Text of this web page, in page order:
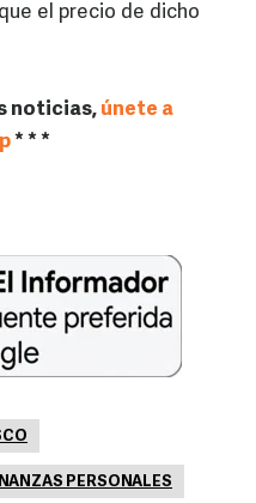
el precio de dicho
noticias, únete a
* * *
PERSONALES